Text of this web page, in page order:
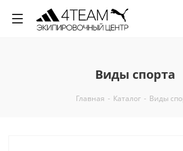
Виды спорта
Главная - Каталог - Виды